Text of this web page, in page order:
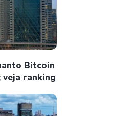
Bitcoin
veja ranking